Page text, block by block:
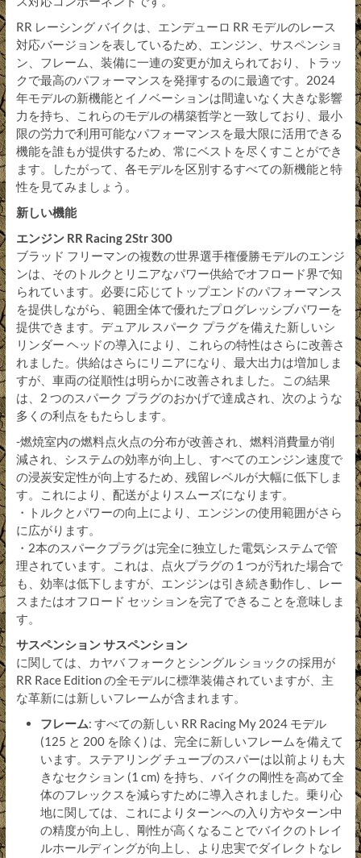
RR レーシング バイクは、エンデューロ RR モデルのレース
対応バージョンを表しているため、エンジン、サスペンショ
ン、フレーム、装備に一連の変更が加えられており、トラッ
クで最高のパフォーマンスを発揮するのに最適です。2024
年モデルの新機能とイノベーションは間違いなく大きな影響
力を持ち、これらのモデルの構築哲学と一致しており、最小
限の労力で利用可能なパフォーマンスを最大限に活用できる
機能を誰もが提供するため、常にベストを尽くすことができ
ます。したがって、各モデルを区別するすべての新機能と特
性を見てみましょう。
新しい機能
エンジン RR Racing 2Str 300
ブラッド フリーマンの複数の世界選手権優勝モデルのエンジ
ンは、そのトルクとリニアなパワー供給でオフロード界で知
られています。必要に応じてトップエンドのパフォーマンス
を提供しながら、範囲全体で優れたプログレッシブパワーを
提供できます。デュアル スパーク プラグを備えた新しいシ
リンダー ヘッドの導入により、これらの特性はさらに改善さ
れました。供給はさらにリニアになり、最大出力は増加しま
すが、車両の従順性は明らかに改善されました。この結果
は、2 つのスパーク プラグのおかげで達成され、次のような
多くの利点をもたらします。
-燃焼室内の燃料点火点の分布が改善され、燃料消費量が削
減され、システムの効率が向上し、すべてのエンジン速度で
の浸炭安定性が向上するため、残留レベルが大幅に低下しま
す。これにより、配送がよりスムーズになります。
・トルクとパワーの向上により、エンジンの使用範囲がさら
に広がります。
・2本のスパークプラグは完全に独立した電気システムで管
理されています。これは、点火プラグの 1 つが汚れた場合で
も、効率は低下しますが、エンジンは引き続き動作し、レー
スまたはオフロード セッションを完了できることを意味しま
す。
サスペンション サスペンション
に関しては、カヤバ フォークとシングル ショックの採用が
RR Race Edition の全モデルに標準装備されていますが、主
な革新には新しいフレームが含まれます。
フレーム: すべての新しい RR Racing My 2024 モデル
(125 と 200 を除く) は、完全に新しいフレームを備えて
います。ステアリング チューブのスパーは以前よりも大
きなセクション (1 cm) を持ち、バイクの剛性を高めて全
体のフレックスを減らすために導入されました。乗り心
地に関しては、これによりターンへの入り方やターン中
の精度が向上し、剛性が高くなることでバイクのトレイ
ルホールディングが向上し、より忠実でダイレクトなレ